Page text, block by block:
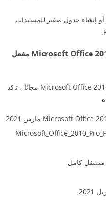
أو إنشاء جدول صغير للمستندات
تفاصيل الإعداد الفني Microsoft Office 2010 Pro Plus مفعل
قبل بدء تنزيل Microsoft Office 2010 Pro Plus April 2021 مجانًا ، تأكد
مستقل كامل